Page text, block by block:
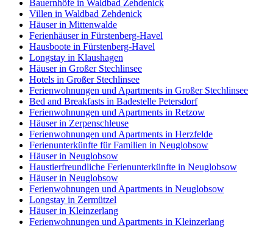
Bauernhöfe in Waldbad Zehdenick
Villen in Waldbad Zehdenick
Häuser in Mittenwalde
Ferienhäuser in Fürstenberg-Havel
Hausboote in Fürstenberg-Havel
Longstay in Klaushagen
Häuser in Großer Stechlinsee
Hotels in Großer Stechlinsee
Ferienwohnungen und Apartments in Großer Stechlinsee
Bed and Breakfasts in Badestelle Petersdorf
Ferienwohnungen und Apartments in Retzow
Häuser in Zerpenschleuse
Ferienwohnungen und Apartments in Herzfelde
Ferienunterkünfte für Familien in Neuglobsow
Häuser in Neuglobsow
Haustierfreundliche Ferienunterkünfte in Neuglobsow
Häuser in Neuglobsow
Ferienwohnungen und Apartments in Neuglobsow
Longstay in Zermützel
Häuser in Kleinzerlang
Ferienwohnungen und Apartments in Kleinzerlang